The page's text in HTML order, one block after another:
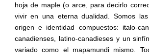
hoja de maple (o arce, para decirlo
vivir en una eterna dualidad. Somos
origen e identidad compuestos: italo-
canadienses, latino-canadieses y un
variado como el mapamundi mismo.